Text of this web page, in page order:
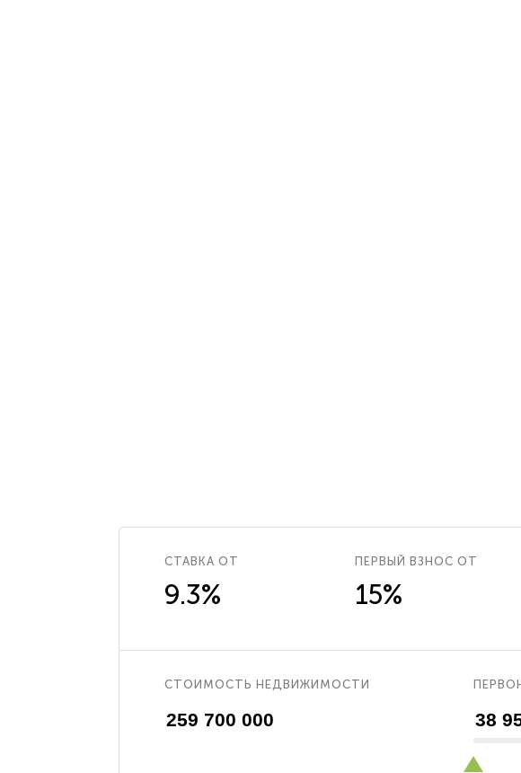
СТАВКА ОТ
9.3%
ПЕРВЫЙ ВЗНОС ОТ
15%
СТОИМОСТЬ НЕДВИЖИМОСТИ